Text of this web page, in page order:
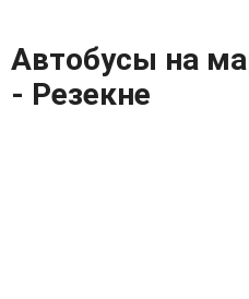
Автобусы на
- Резекне